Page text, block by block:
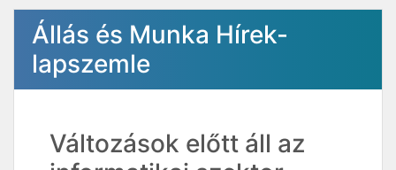
Állás és Munka Hírek-
lapszemle
Változások előtt áll az